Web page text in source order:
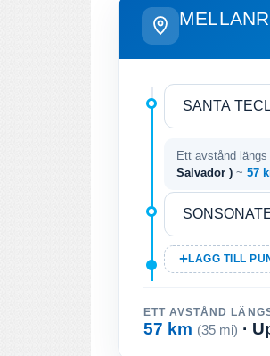
Ett avstånd längs
Salvador ) ~ 57
LÄGG TILL
ETT AVSTÅND
57 km (35 mi) ·